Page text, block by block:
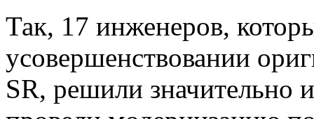
Так, 17 инженеров,
усовершенствовании
SR, решили значительно